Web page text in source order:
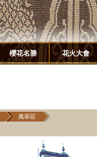
櫻花名勝 花火大會
萬翠莊